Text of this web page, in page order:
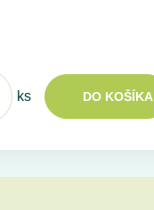
ks DO KOŠÍKA